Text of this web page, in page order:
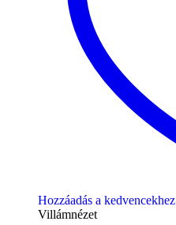
Hozzáadás a kedvencekhez
Villámnézet